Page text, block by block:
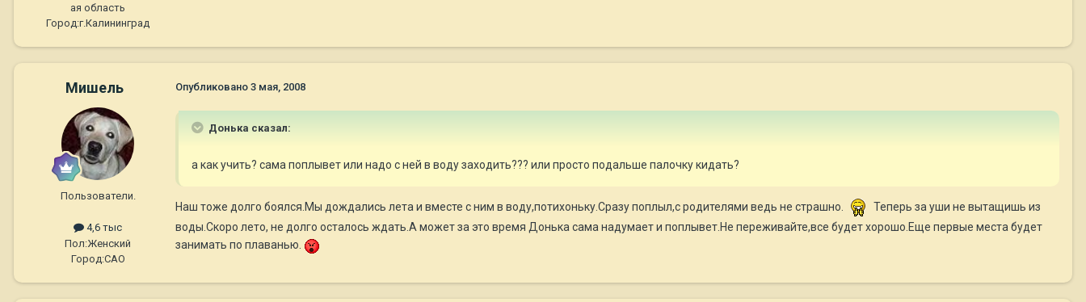
ая область
Город:г.Калининград
Мишель
Пользователи.
4,6 тыс
Пол:Женский
Город:САО
Опубликовано 3 мая, 2008
Донька сказал:
а как учить? сама поплывет или надо с ней в воду заходить??? или просто подальше палочку кидать?
Наш тоже долго боялся.Мы дождались лета и вместе с ним в воду,потихоньку.Сразу поплыл,с родителями ведь не страшно.
Теперь за уши не вытащишь из
воды.Скоро лето, не долго осталось ждать.А может за это время Донька сама надумает и поплывет.Не переживайте,все будет хорошо.Еще первые места будет
занимать по плаванью.